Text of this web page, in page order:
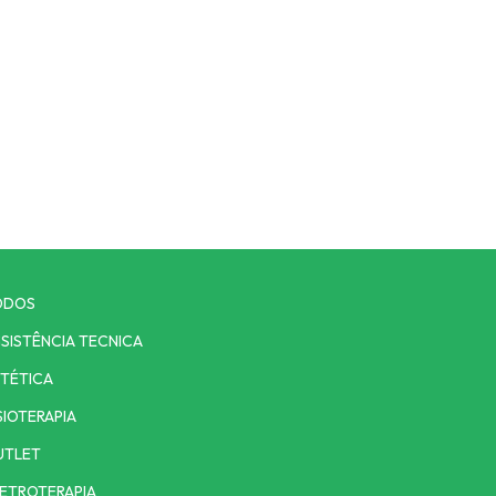
TECNICA